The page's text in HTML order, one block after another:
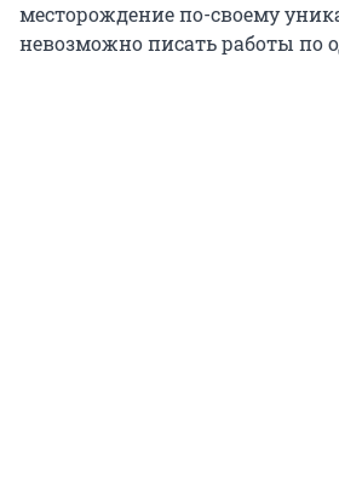
месторождение по-своему
невозможно писать работы по